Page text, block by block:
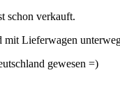
schon verkauft.
mit Lieferwagen
gewesen =)